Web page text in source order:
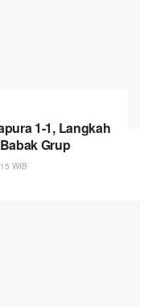
1-1, Langkah
Grup
WIB